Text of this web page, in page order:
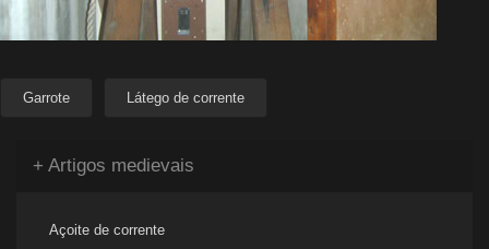
Garrote Látego de corrente
+ Artigos medievais
Açoite de corrente